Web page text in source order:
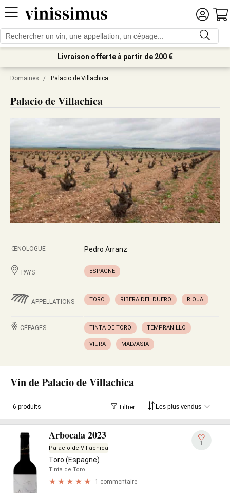
Livraison offerte à partir de 200 €
Domaines / Palacio de Villachica
Palacio de Villachica
ŒNOLOGUE Pedro Arranz
PAYS ESPAGNE
APPELLATIONS TORO RIBERA DEL DUERO RIOJA
CÉPAGES TINTA DE TORO TEMPRANILLO
VIURA MALVASIA
Vin de Palacio de Villachica
6 produits Filtrer
Arbocala 2023
Palacio de Villachica
Toro (Espagne)
Tinta de Toro
1 commentaire
1